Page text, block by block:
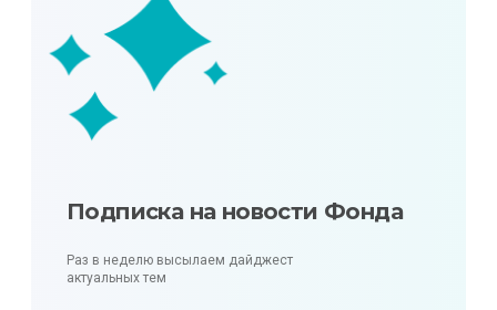
Подписка на новости Фонда
Раз в неделю высылаем дайджест
актуальных тем